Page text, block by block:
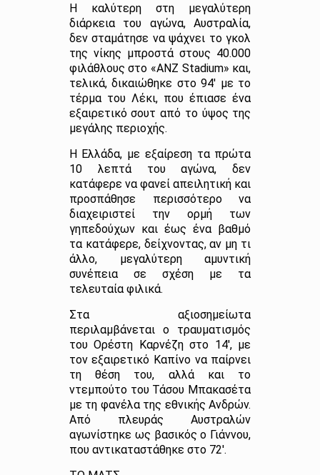
Η καλύτερη στη μεγαλύτερη
διάρκεια του αγώνα, Αυστραλία,
δεν σταμάτησε να ψάχνει το γκολ
της νίκης μπροστά στους 40.000
φιλάθλους στο «ANZ Stadium» και,
τελικά, δικαιώθηκε στο 94′ με το
τέρμα του Λέκι, που έπιασε ένα
εξαιρετικό σουτ από το ύψος της
μεγάλης περιοχής.
Η Ελλάδα, με εξαίρεση τα πρώτα
10 λεπτά του αγώνα, δεν
κατάφερε να φανεί απειλητική και
προσπάθησε περισσότερο να
διαχειριστεί την ορμή των
γηπεδούχων και έως ένα βαθμό
τα κατάφερε, δείχνοντας, αν μη τι
άλλο, μεγαλύτερη αμυντική
συνέπεια σε σχέση με τα
τελευταία φιλικά.
Στα αξιοσημείωτα
περιλαμβάνεται ο τραυματισμός
του Ορέστη Καρνέζη στο 14′, με
τον εξαιρετικό Καπίνο να παίρνει
τη θέση του, αλλά και το
ντεμπούτο του Τάσου Μπακασέτα
με τη φανέλα της εθνικής Ανδρών.
Από πλευράς Αυστραλών
αγωνίστηκε ως βασικός ο Γιάννου,
που αντικαταστάθηκε στο 72′.